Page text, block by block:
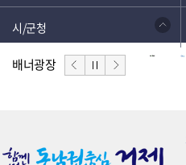
시/군청
배너광장